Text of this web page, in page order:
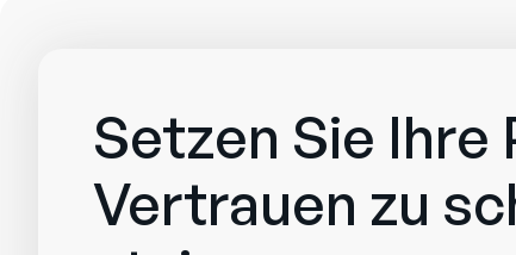
Setzen Sie
Vertrauen zu